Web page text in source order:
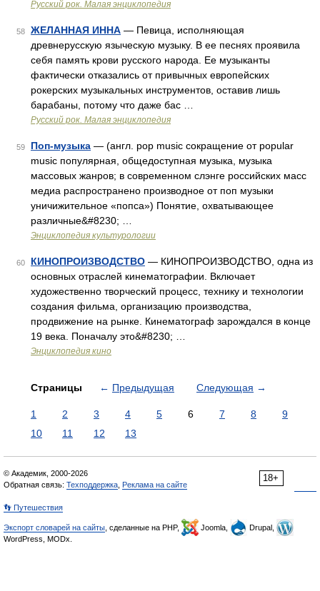
Русский рок. Малая энциклопедия
58 ЖЕЛАННАЯ ИННА — Певица, исполняющая
древнерусскую языческую музыку. В ее песнях проявила
себя память крови русского народа. Ее музыканты
фактически отказались от привычных европейских
рокерских музыкальных инструментов, оставив лишь
барабаны, потому что даже бас …
Русский рок. Малая энциклопедия
59 Поп-музыка — (англ. pop music сокращение от popular
music популярная, общедоступная музыка, музыка
массовых жанров; в современном слэнге российских масс
медиа распространено производное от поп музыки
уничижительное «попса») Понятие, охватывающее
различные&#8230; …
Энциклопедия культурологии
60 КИНОПРОИЗВОДСТВО — КИНОПРОИЗВОДСТВО, одна из
основных отраслей кинематографии. Включает
художественно творческий процесс, технику и технологии
создания фильма, организацию производства,
продвижение на рынке. Кинематограф зарождался в конце
19 века. Поначалу это&#8230; …
Энциклопедия кино
Страницы ← Предыдущая Следующая →
1 2 3 4 5 6 7 8
9
10
11 12 13
18+
© Академик, 2000-2026
Обратная связь: Техподдержка Реклама на сайте
👣 Путешествия
Экспорт словарей на сайты , сделанные на PHP, Joomla,
Drupal,
WordPress, MODx.